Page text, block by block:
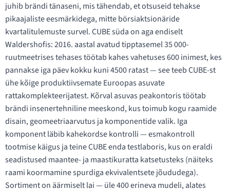
juhib brändi tänaseni, mis tähendab, et otsuseid tehakse
pikaajaliste eesmärkidega, mitte börsiaktsionäride
kvartalitulemuste survel. CUBE süda on aga endiselt
Waldershofis: 2016. aastal avatud tipptasemel 35 000-
ruutmeetrises tehases töötab kahes vahetuses 600 inimest, kes
pannakse iga päev kokku kuni 4500 ratast — see teeb CUBE-st
ühe kõige produktiivsemate Euroopas asuvate
rattakomplekteerijatest. Kõrval asuvas peakontoris töötab
brändi insenertehniline meeskond, kus toimub kogu raamide
disain, geomeetriaarvutus ja komponentide valik. Iga
komponent läbib kahekordse kontrolli — esmakontroll
tootmise käigus ja teine CUBE enda testlaboris, kus on eraldi
seadistused maantee- ja maastikuratta katsetusteks (näiteks
raami koormamine spurdiga ekvivalentsete jõududega).
Sortiment on äärmiselt lai — üle 400 erineva mudeli, alates